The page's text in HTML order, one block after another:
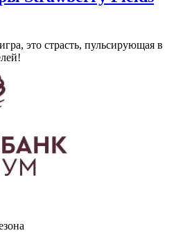
это страсть, пульсирующая в